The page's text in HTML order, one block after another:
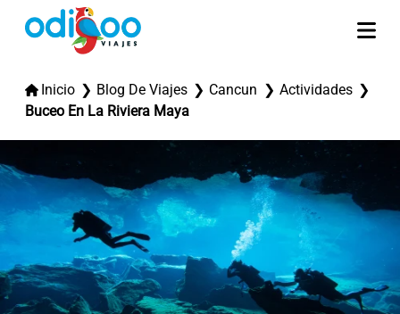
Inicio Blog De Viajes Cancun
Actividades
Buceo En La Riviera Maya